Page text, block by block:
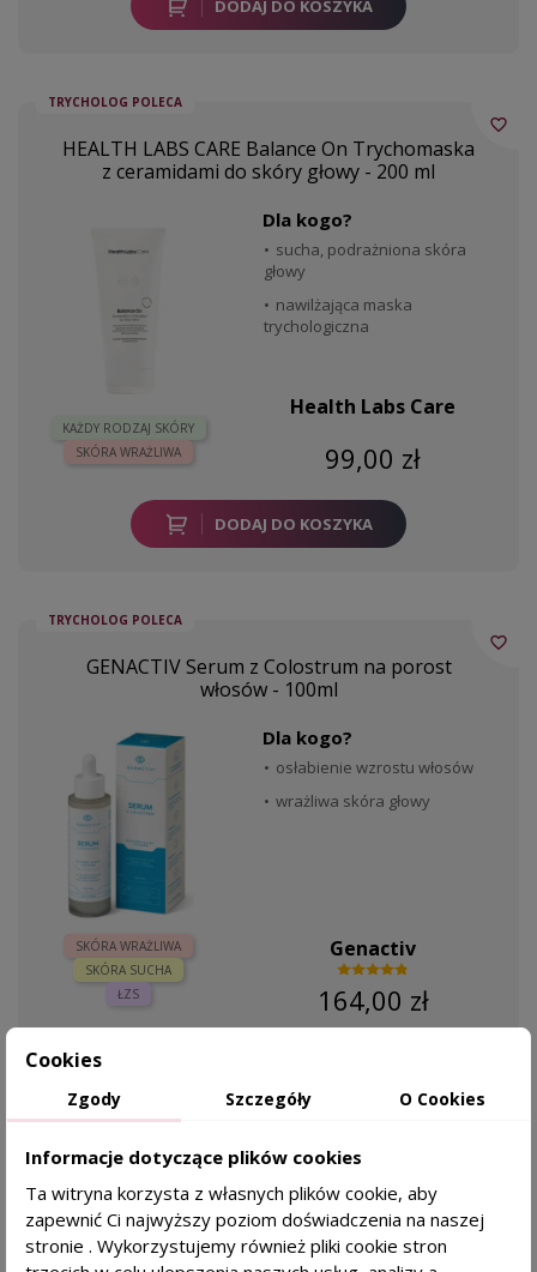
DODAJ DO KOSZYKA
TRYCHOLOG POLECA
HEALTH LABS CARE Balance On Trychomaska
z ceramidami do skóry głowy - 200 ml
KAŻDY RODZAJ SKÓRY
SKÓRA WRAŻLIWA
Dla kogo?
sucha, podrażniona skóra
głowy
nawilżająca maska
trychologiczna
Health Labs Care
99,00 zł
DODAJ DO KOSZYKA
favorite_border
TRYCHOLOG POLECA
GENACTIV Serum z Colostrum na porost
włosów - 100ml
SKÓRA WRAŻLIWA
SKÓRA SUCHA
ŁZS
Dla kogo?
osłabienie wzrostu włosów
wrażliwa skóra głowy
Genactiv
164,00 zł
favorite_border
TRYCHOLOG POLECA
GENACTIV Maska z Colostrum Maska
odżywczo - wzmacniająca do włosów i skóry
głowy - 250ml
Cookies
Zgody Szczegóły O Cookies
Informacje dotyczące plików cookies
Ta witryna korzysta z własnych plików cookie, aby
zapewnić Ci najwyższy poziom doświadczenia na naszej
stronie . Wykorzystujemy również pliki cookie stron